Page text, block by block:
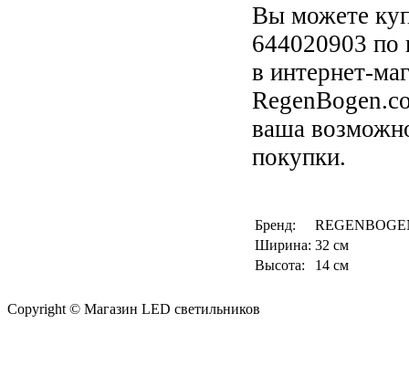
Вы можете
644020903 по
в интернет-
ваша
покупки.
Бренд:
Ширина: 32 см
Высота:
14 см
Copyright © Магазин LED светильников